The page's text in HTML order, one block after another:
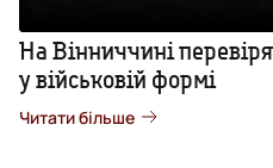
На Вінниччині
у військовій формі
Читати більше